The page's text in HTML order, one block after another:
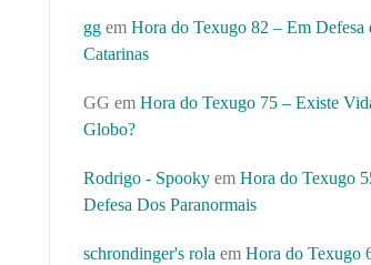
gg em Hora do Texugo 82 – Em Defesa
Catarinas
GG em Hora do Texugo 75 – Existe
Globo?
Rodrigo - Spooky em Hora do Texugo
Defesa Dos Paranormais
schrondinger's rola em Hora do Texugo